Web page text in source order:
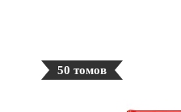
50 томов